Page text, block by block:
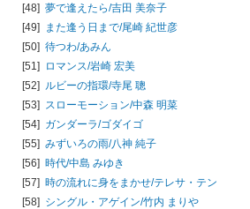
[48] 夢で逢えたら/吉田 美奈子
[49] また逢う日まで/尾崎 紀世彦
[50] 待つわ/あみん
[51] ロマンス/岩崎 宏美
[52] ルビーの指環/寺尾 聰
[53] スローモーション/中森 明菜
[54] ガンダーラ/ゴダイゴ
[55] みずいろの雨/八神 純子
[56] 時代/中島 みゆき
[57] 時の流れに身をまかせ/テレサ・テン
[58] シングル・アゲイン/竹内 まりや